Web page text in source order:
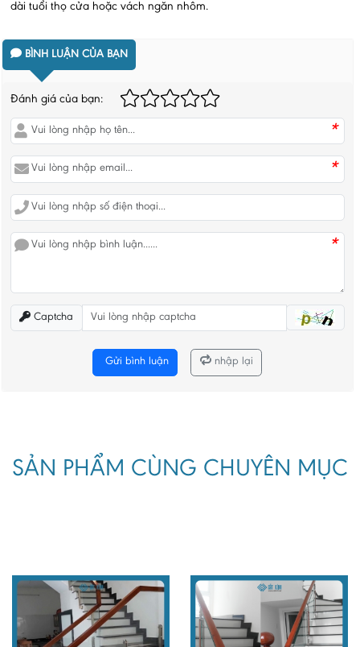
dài tuổi thọ cửa hoặc vách ngăn nhôm.
BÌNH LUẬN CỦA BẠN
Đánh giá của bạn:
*
*
*
Captcha
Gửi bình luận nhập lại
SẢN PHẨM CÙNG CHUYÊN MỤC